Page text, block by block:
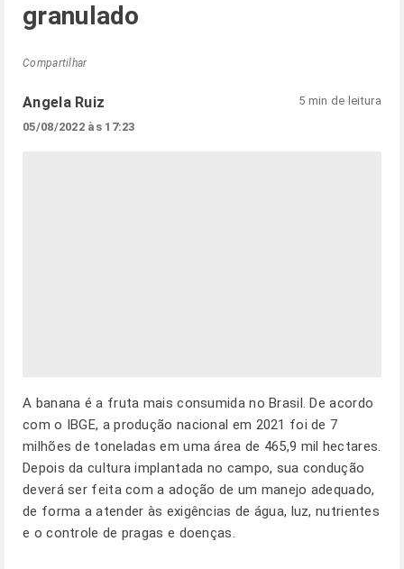
granulado
Compartilhar
Angela Ruiz
05/08/2022 às 17:23
5 min de leitura
A banana é a fruta mais consumida no Brasil. De acordo
com o IBGE, a produção nacional em 2021 foi de 7
milhões de toneladas em uma área de 465,9 mil hectares.
Depois da cultura implantada no campo, sua condução
deverá ser feita com a adoção de um manejo adequado,
de forma a atender às exigências de água, luz, nutrientes
e o controle de pragas e doenças.